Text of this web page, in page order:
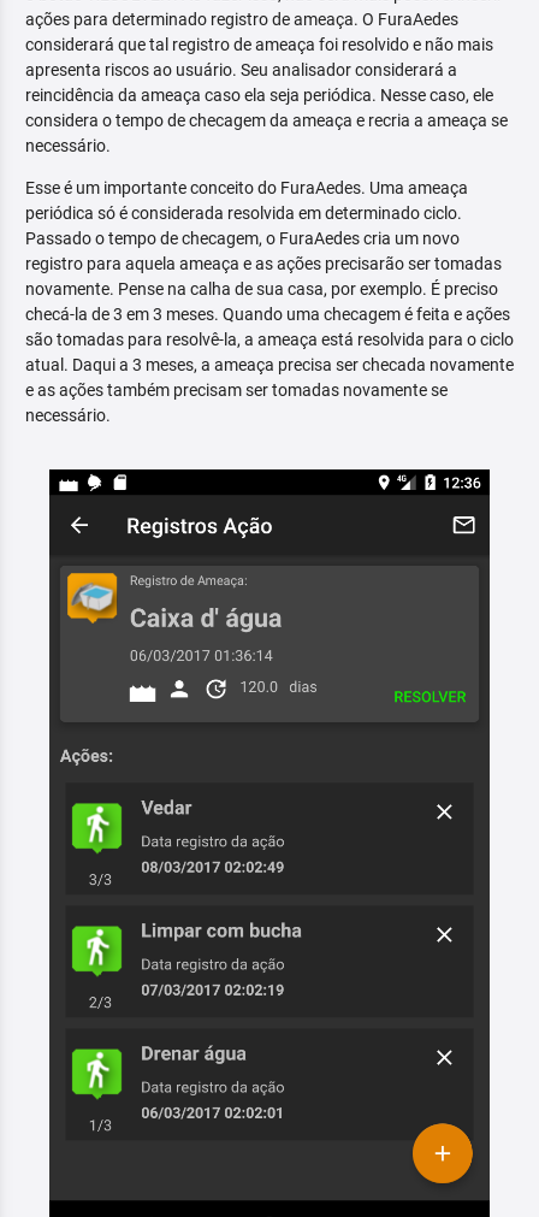
ações para determinado registro de ameaça. O FuraAedes
considerará que tal registro de ameaça foi resolvido e não mais
apresenta riscos ao usuário. Seu analisador considerará a
reincidência da ameaça caso ela seja periódica. Nesse caso, ele
considera o tempo de checagem da ameaça e recria a ameaça se
necessário.
Esse é um importante conceito do FuraAedes. Uma ameaça
periódica só é considerada resolvida em determinado ciclo.
Passado o tempo de checagem, o FuraAedes cria um novo
registro para aquela ameaça e as ações precisarão ser tomadas
novamente. Pense na calha de sua casa, por exemplo. É preciso
checá-la de 3 em 3 meses. Quando uma checagem é feita e ações
são tomadas para resolvê-la, a ameaça está resolvida para o ciclo
atual. Daqui a 3 meses, a ameaça precisa ser checada novamente
e as ações também precisam ser tomadas novamente se
necessário.